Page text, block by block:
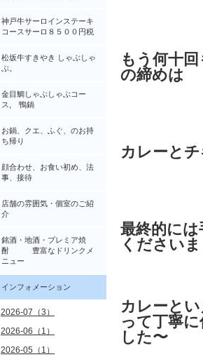
もう何十
の締めは
カレーと
最終的に
ください
カレーと
って丁寧
した〜
神戸牛サーロインステーキ
コースサーロ８５００円税
松坂牛すきやき しゃぶしゃ
ぶ。
金目鯛しゃぶしゃぶコー
ス, 鴨鍋
お鍋、クエ、ふぐ、のお持
ち帰り
顔合わせ、お食い初め、法
事、接待
店舗の雰囲気・個室のご紹
介
銘酒・地酒・プレミア焼
酎 豊富なドリンクメ
ニュー
インフォメーション
2026-07（3）
2026-06（1）
2026-05（1）